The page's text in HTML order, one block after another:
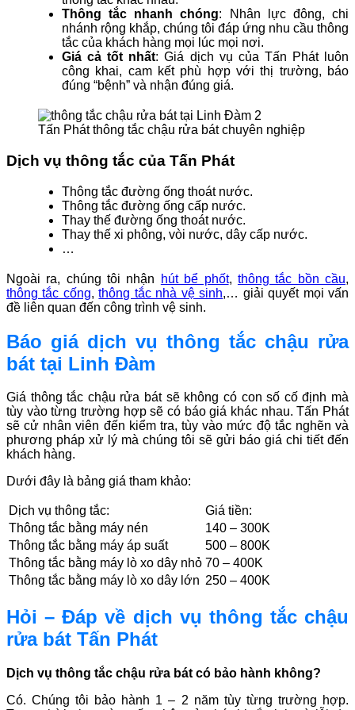
Thông tắc nhanh chóng: Nhân lực đông, chi
nhánh rộng khắp, chúng tôi đáp ứng nhu cầu thông
tắc của khách hàng mọi lúc mọi nơi.
Giá cả tốt nhất: Giá dịch vụ của Tấn Phát luôn
công khai, cam kết phù hợp với thị trường, báo
đúng “bệnh” và nhận đúng giá.
Tấn Phát thông tắc chậu rửa bát chuyên nghiệp
Dịch vụ thông tắc của Tấn Phát
Thông tắc đường ống thoát nước.
Thông tắc đường ống cấp nước.
Thay thế đường ống thoát nước.
Thay thế xi phông, vòi nước, dây cấp nước.
…
Ngoài ra, chúng tôi nhận hút bể phốt, thông tắc bồn cầu,
thông tắc cống,thông tắc nhà vệ sinh,… giải quyết mọi vấn
đề liên quan đến công trình vệ sinh.
Báo giá dịch vụ thông tắc chậu rửa
bát tại Linh Đàm
Giá thông tắc chậu rửa bát sẽ không có con số cố định mà
tùy vào từng trường hợp sẽ có báo giá khác nhau. Tấn Phát
sẽ cử nhân viên đến kiểm tra, tùy vào mức độ tắc nghẽn và
phương pháp xử lý mà chúng tôi sẽ gửi báo giá chi tiết đến
khách hàng.
Dưới đây là bảng giá tham khảo:
Dịch vụ thông tắc:
Giá tiền:
Thông tắc bằng máy nén
140 – 300K
Thông tắc bằng máy áp suất
500 – 800K
Thông tắc bằng máy lò xo dây nhỏ 70 – 400K
Thông tắc bằng máy lò xo dây lớn 250 – 400K
Hỏi – Đáp về dịch vụ thông tắc chậu
rửa bát Tấn Phát
Dịch vụ thông tắc chậu rửa bát có bảo hành không?
Có. Chúng tôi bảo hành 1 – 2 năm tùy từng trường hợp.